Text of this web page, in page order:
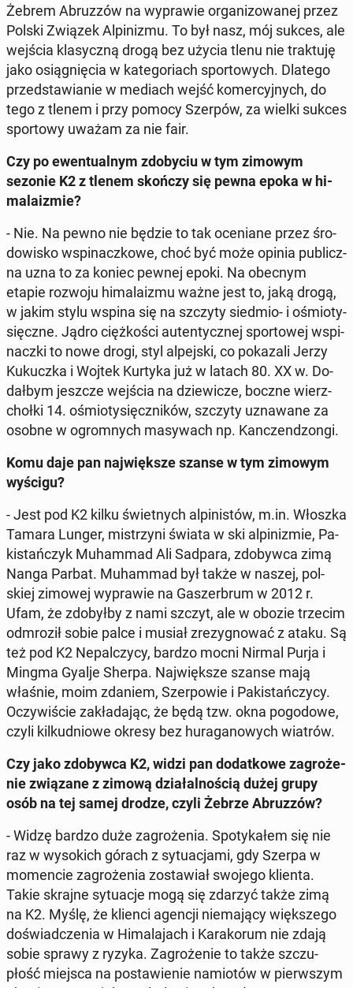
Żebrem Abruz­zów na wy­pra­wie or­ga­ni­zo­wa­nej przez
Polski Związek Al­pi­ni­zmu. To był nasz, mój sukces, ale
wejścia kla­sycz­ną drogą bez użycia tlenu nie trak­tu­ję
jako osią­gnię­cia w ka­te­go­riach spor­to­wych. Dlatego
przed­sta­wia­nie w mediach wejść ko­mer­cyj­nych, do
tego z tlenem i przy pomocy Szerpów, za wielki sukces
spor­to­wy uważam za nie fair.
Czy po ewen­tu­al­nym zdo­by­ciu w tym zimowym
sezonie K2 z tlenem skończy się pewna epoka w hi­
ma­la­izmie?
- Nie. Na pewno nie będzie to tak oce­nia­ne przez śro­
do­wi­sko wspi­nacz­ko­we, choć być może opinia pu­blicz­
na uzna to za koniec pewnej epoki. Na obecnym
etapie rozwoju hi­ma­la­izmu ważne jest to, jaką drogą,
w jakim stylu wspina się na szczyty siedmio- i ośmio­ty­
sięcz­ne. Jądro cięż­ko­ści au­ten­tycz­nej spor­to­wej wspi­
nacz­ki to nowe drogi, styl al­pej­ski, co po­ka­za­li Jerzy
Ku­kucz­ka i Wojtek Kurtyka już w latach 80. XX w. Do­
dał­bym jeszcze wejścia na dzie­wi­cze, boczne wierz­
choł­ki 14. ośmio­ty­sięcz­ni­ków, szczyty uzna­wa­ne za
osobne w ogrom­nych ma­sy­wach np. Kan­czen­dzon­gi.
Komu daje pan naj­więk­sze szanse w tym zimowym
wyścigu?
- Jest pod K2 kilku świet­nych al­pi­ni­stów, m.in. Włoszka
Tamara Lunger, mi­strzy­ni świata w ski al­pi­ni­zmie, Pa­
ki­stań­czyk Mu­ham­mad Ali Sadpara, zdo­byw­ca zimą
Nanga Parbat. Mu­ham­mad był także w naszej, pol­
skiej zimowej wy­pra­wie na Ga­szer­brum w 2012 r.
Ufam, że zdo­był­by z nami szczyt, ale w obozie trzecim
od­mro­ził sobie palce i musiał zre­zy­gno­wać z ataku. Są
też pod K2 Ne­pal­czy­cy, bardzo mocni Nirmal Purja i
Mingma Gyalje Sherpa. Naj­więk­sze szanse mają
właśnie, moim zdaniem, Szer­po­wie i Pa­ki­stań­czy­cy.
Oczy­wi­ście za­kła­da­jąc, że będą tzw. okna po­go­do­we,
czyli kil­ku­dnio­we okresy bez hu­ra­ga­no­wych wiatrów.
Czy jako zdo­byw­ca K2, widzi pan do­dat­ko­we za­gro­że­
nie zwią­za­ne z zimową dzia­łal­no­ścią dużej grupy
osób na tej samej drodze, czyli Żebrze Abruz­zów?
- Widzę bardzo duże za­gro­że­nia. Spo­ty­ka­łem się nie
raz w wy­so­kich górach z sy­tu­acja­mi, gdy Szerpa w
mo­men­cie za­gro­że­nia zo­sta­wiał swojego klienta.
Takie skrajne sy­tu­acje mogą się zdarzyć także zimą
na K2. Myślę, że klienci agencji nie­ma­ją­cy więk­sze­go
do­świad­cze­nia w Hi­ma­la­jach i Ka­ra­ko­rum nie zdają
sobie sprawy z ryzyka. Za­gro­że­nie to także szczu­
płość miejsca na po­sta­wie­nie na­mio­tów w pierw­szym